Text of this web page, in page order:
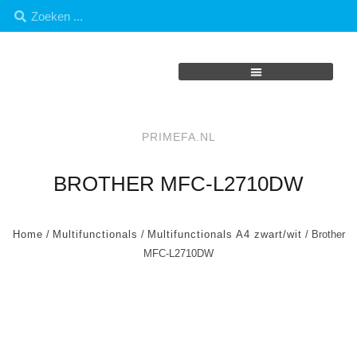
PRIMEFA.NL
BROTHER MFC-L2710DW
Home / Multifunctionals / Multifunctionals A4 zwart/wit / Brother
MFC-L2710DW